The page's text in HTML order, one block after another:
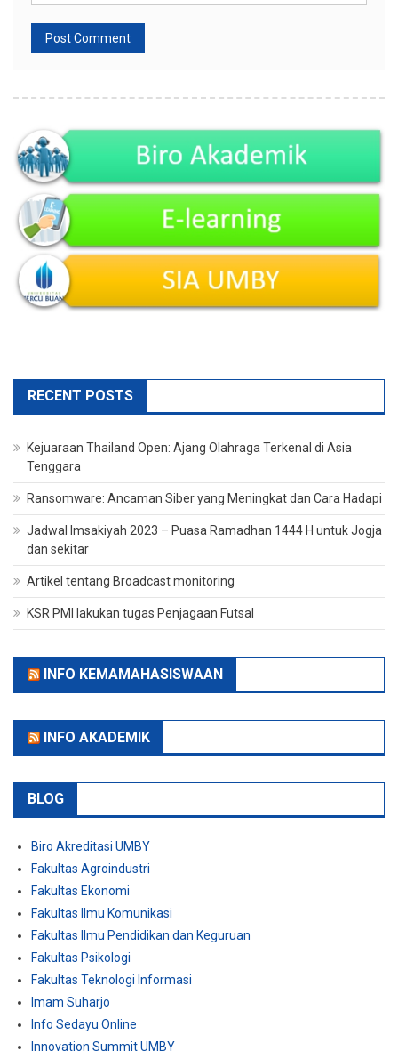
RECENT POSTS
Kejuaraan Thailand Open: Ajang Olahraga Terkenal di Asia
Tenggara
Ransomware: Ancaman Siber yang Meningkat dan Cara Hadapi
Jadwal Imsakiyah 2023 – Puasa Ramadhan 1444 H untuk Jogja
dan sekitar
Artikel tentang Broadcast monitoring
KSR PMI lakukan tugas Penjagaan Futsal
INFO KEMAMAHASISWAAN
INFO AKADEMIK
BLOG
Biro Akreditasi UMBY
Fakultas Agroindustri
Fakultas Ekonomi
Fakultas Ilmu Komunikasi
Fakultas Ilmu Pendidikan dan Keguruan
Fakultas Psikologi
Fakultas Teknologi Informasi
Imam Suharjo
Info Sedayu Online
Innovation Summit UMBY